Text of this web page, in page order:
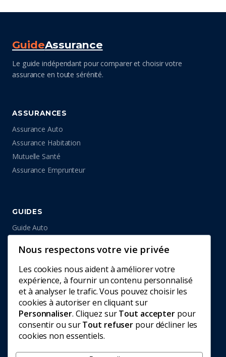
GuideAssurance
Le guide indépendant pour comparer et choisir votre
assurance en toute sérénité.
ASSURANCES
Assurance Auto
Assurance Habitation
Mutuelle Santé
Assurance Emprunteur
GUIDES
Guide Auto
Guide Santé
Guide Emprunteur
INFORMATIONS
Contact
Mentions Légales
Confidentialité
Nous respectons votre vie privée
Les cookies nous aident à améliorer votre
expérience, à fournir un contenu personnalisé
et à analyser le trafic. Vous pouvez choisir les
cookies à autoriser en cliquant sur
Personnaliser. Cliquez surTout accepter pour
consentir ou surTout refuser pour décliner les
cookies non essentiels.